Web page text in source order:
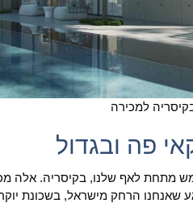
למכירה
פה ובגדול
מתחת לאף שלנו, בקיסריה. אלה
שאנחנו הרחק מישראל, בשכונת